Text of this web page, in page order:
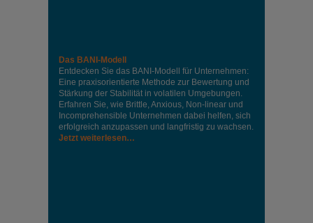
Das BANI-Modell
Entdecken Sie das BANI-Modell für Unternehmen:
Eine praxisorientierte Methode zur Bewertung und
Stärkung der Stabilität in volatilen Umgebungen.
Erfahren Sie, wie Brittle, Anxious, Non-linear und
Incomprehensible Unternehmen dabei helfen, sich
erfolgreich anzupassen und langfristig zu wachsen.
Jetzt weiterlesen…